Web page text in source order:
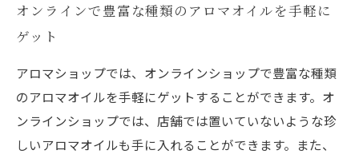
オンラインで豊富な種類のアロマオイルを手軽に
ゲット
アロマショップでは、オンラインショップで豊富な種類
のアロマオイルを手軽にゲットすることができます。オ
ンラインショップでは、店舗では置いていないような珍
しいアロマオイルも手に入れることができます。また、